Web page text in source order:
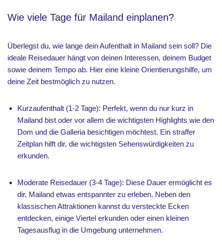
Wie viele Tage für Mailand einplanen?
Überlegst du, wie lange dein Aufenthalt in Mailand sein soll? Die
ideale Reisedauer hängt von deinen Interessen, deinem Budget
sowie deinem Tempo ab. Hier eine kleine Orientierungshilfe, um
deine Zeit bestmöglich zu nutzen.
Kurzaufenthalt (1-2 Tage): Perfekt, wenn du nur kurz in
Mailand bist oder vor allem die wichtigsten Highlights wie den
Dom und die Galleria besichtigen möchtest. Ein straffer
Zeitplan hilft dir, die wichtigsten Sehenswürdigkeiten zu
erkunden.
Moderate Reisedauer (3-4 Tage): Diese Dauer ermöglicht es
dir, Mailand etwas entspannter zu erleben. Neben den
klassischen Attraktionen kannst du versteckte Ecken
entdecken, einige Viertel erkunden oder einen kleinen
Tagesausflug in die Umgebung unternehmen.